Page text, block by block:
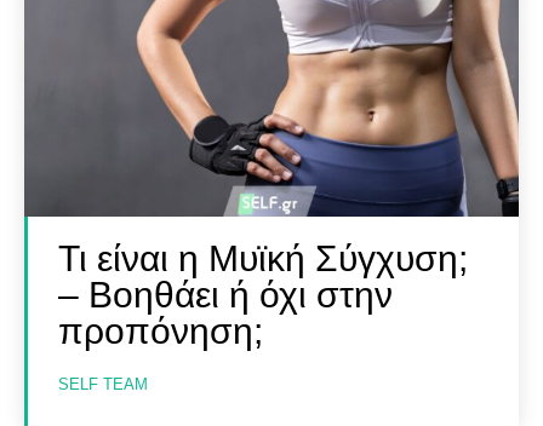
Τι είναι η Μυϊκή Σύγχυση;
– Βοηθάει ή όχι στην
προπόνηση;
SELF TEAM